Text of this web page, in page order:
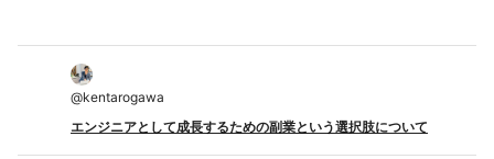
@kentarogawa
エンジニアとして成長するための副業という選択肢について